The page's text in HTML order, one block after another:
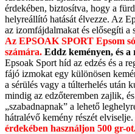
érdekében, biztosítva, hogy a
helyreállító hatását élvezze. Az
az izomfájdalmakat és elősegíti a
Az EPSOAK SPORT Epsom
számára. Eddz keményen, és
Epsoak Sport híd az edzés és a
fájó izmokat egy különösen
a sérülés vagy a túlterhelés után
mindig az edzőteremben zajlik,
„szabadnapnak” a lehető
hátralévő kemény részét elviselje.
érdekében használjon 500 gr-